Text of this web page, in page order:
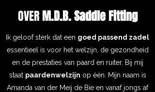
OVERM.D.B. Saddle Fitting
Ik geloof sterk dat een goed passend zadel
essentieel is voor het welzijn, de gezondheid
en de prestaties van paard en ruiter. Bij mij
staat paardenwelzijn op één. Mijn naam is
Amanda van der Meij de Bie en vanaf jongs af